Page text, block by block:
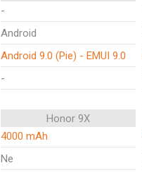
-
Android
Android 9.0 (Pie) - EMUI 9.0
-
Honor 9X
4000 mAh
Ne